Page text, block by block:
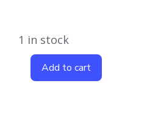
1 in stock
Add to cart